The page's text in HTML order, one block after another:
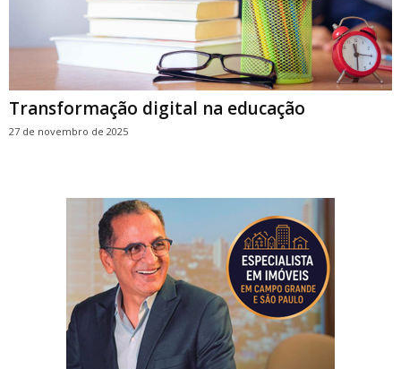
Transformação digital na educação
27 de novembro de 2025